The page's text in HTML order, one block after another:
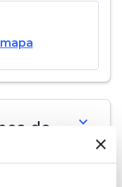
de
expand_more